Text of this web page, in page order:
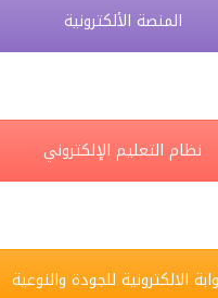
المنصة الألكترونية
نظام التعليم الإلكتروني
الالكترونية للجودة والنوعية